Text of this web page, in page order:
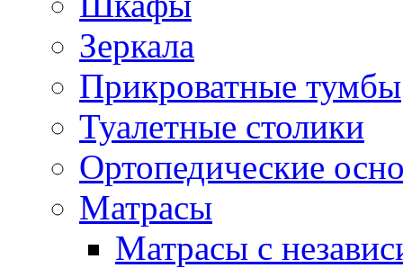
Зеркала
Прикроватные тумбы
Туалетные столики
Ортопедические
Матрасы
Матрасы с